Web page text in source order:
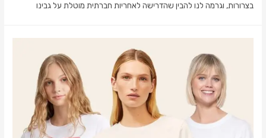
בצרורות, וגרמה לנו להבין שהדרישה לאחריות חברתית מוטלת על גבינו